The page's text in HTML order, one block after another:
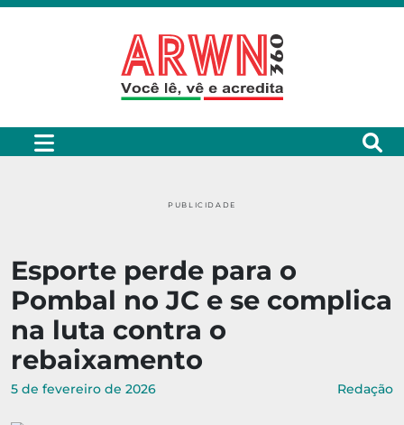
PUBLICIDADE
Esporte perde para o
Pombal no JC e se complica
na luta contra o
rebaixamento
5 de fevereiro de 2026 Redação